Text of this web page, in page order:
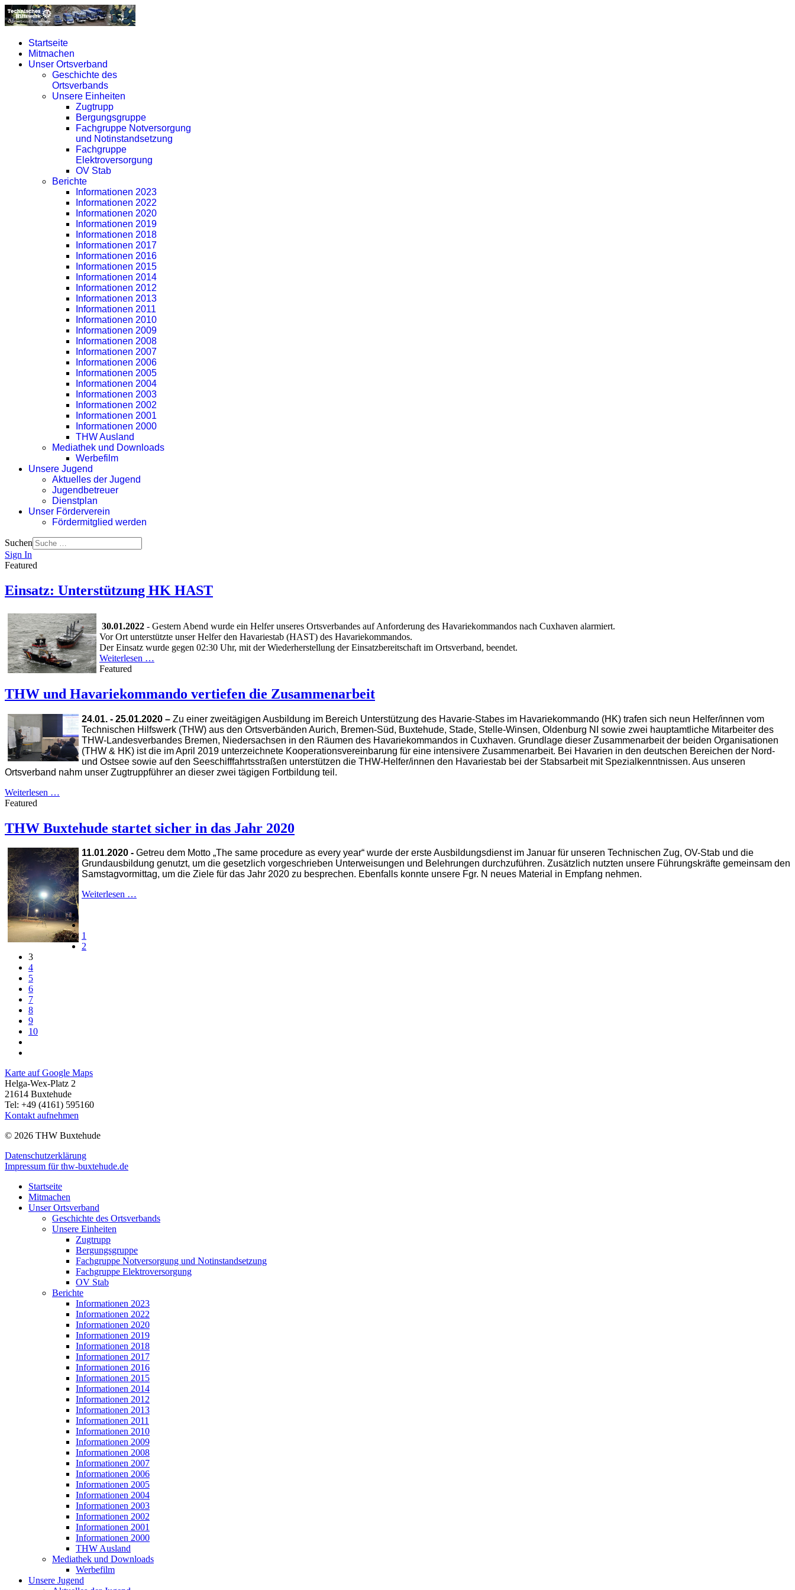
Startseite
Mitmachen
Unser Ortsverband
Geschichte des
Ortsverbands
Unsere Einheiten
Zugtrupp
Bergungsgruppe
Fachgruppe Notversorgung
und Notinstandsetzung
Fachgruppe
Elektroversorgung
OV Stab
Berichte
Informationen 2023
Informationen 2022
Informationen 2020
Informationen 2019
Informationen 2018
Informationen 2017
Informationen 2016
Informationen 2015
Informationen 2014
Informationen 2012
Informationen 2013
Informationen 2011
Informationen 2010
Informationen 2009
Informationen 2008
Informationen 2007
Informationen 2006
Informationen 2005
Informationen 2004
Informationen 2003
Informationen 2002
Informationen 2001
Informationen 2000
THW Ausland
Mediathek und Downloads
Werbefilm
Unsere Jugend
Aktuelles der Jugend
Jugendbetreuer
Dienstplan
Unser Förderverein
Fördermitglied werden
Suchen
Sign In
Featured
Einsatz: Unterstützung HK HAST
30.01.2022 - Gestern Abend wurde ein Helfer unseres Ortsverbandes auf Anforderung des Havariekommandos nach Cuxhaven alarmiert.
Vor Ort unterstützte unser Helfer den Havariestab (HAST) des Havariekommandos.
Der Einsatz wurde gegen 02:30 Uhr, mit der Wiederherstellung der Einsatzbereitschaft im Ortsverband, beendet.
Weiterlesen …
Featured
THW und Havariekommando vertiefen die Zusammenarbeit
24.01. - 25.01.2020 – Zu einer zweitägigen Ausbildung im Bereich Unterstützung des Havarie-Stabes im Havariekommando (HK) trafen sich neun Helfer/innen vom
Technischen Hilfswerk (THW) aus den Ortsverbänden Aurich, Bremen-Süd, Buxtehude, Stade, Stelle-Winsen, Oldenburg NI sowie zwei hauptamtliche Mitarbeiter des
THW-Landesverbandes Bremen, Niedersachsen in den Räumen des Havariekommandos in Cuxhaven. Grundlage dieser Zusammenarbeit der beiden Organisationen
(THW & HK) ist die im April 2019 unterzeichnete Kooperationsvereinbarung für eine intensivere Zusammenarbeit. Bei Havarien in den deutschen Bereichen der Nord-
und Ostsee sowie auf den Seeschifffahrtsstraßen unterstützen die THW-Helfer/innen den Havariestab bei der Stabsarbeit mit Spezialkenntnissen. Aus unseren
Ortsverband nahm unser Zugtruppführer an dieser zwei tägigen Fortbildung teil.
Weiterlesen …
Featured
THW Buxtehude startet sicher in das Jahr 2020
11.01.2020 - Getreu dem Motto „The same procedure as every year“ wurde der erste Ausbildungsdienst im Januar für unseren Technischen Zug, OV-Stab und die
Grundausbildung genutzt, um die gesetzlich vorgeschrieben Unterweisungen und Belehrungen durchzuführen. Zusätzlich nutzten unsere Führungskräfte gemeinsam den
Samstagvormittag, um die Ziele für das Jahr 2020 zu besprechen. Ebenfalls konnte unsere Fgr. N neues Material in Empfang nehmen.
Weiterlesen …
1
2
3
4
5
6
7
8
9
10
Karte auf Google Maps
Helga-Wex-Platz 2
21614 Buxtehude
Tel: +49 (4161) 595160
Kontakt aufnehmen
© 2026 THW Buxtehude
Datenschutzerklärung
Impressum für thw-buxtehude.de
Startseite
Mitmachen
Unser Ortsverband
Geschichte des Ortsverbands
Unsere Einheiten
Zugtrupp
Bergungsgruppe
Fachgruppe Notversorgung und Notinstandsetzung
Fachgruppe Elektroversorgung
OV Stab
Berichte
Informationen 2023
Informationen 2022
Informationen 2020
Informationen 2019
Informationen 2018
Informationen 2017
Informationen 2016
Informationen 2015
Informationen 2014
Informationen 2012
Informationen 2013
Informationen 2011
Informationen 2010
Informationen 2009
Informationen 2008
Informationen 2007
Informationen 2006
Informationen 2005
Informationen 2004
Informationen 2003
Informationen 2002
Informationen 2001
Informationen 2000
THW Ausland
Mediathek und Downloads
Werbefilm
Unsere Jugend